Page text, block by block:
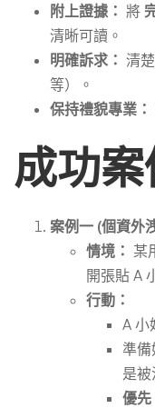
附上證據： 將
清晰可讀。
明確訴求： 清
等）。
保持禮貌專業：
成功案
案例一 (個資外
情境： 某
開張貼 A
行動：
A 小
準
是被
優先